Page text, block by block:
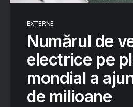
EXTERNE
Numărul de
electrice pe
mondial a
de milioane